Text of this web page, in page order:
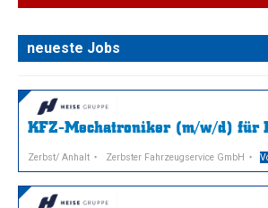
neueste Jobs
KFZ-Mechatroniker (m/w/d) für
Zerbst/ Anhalt Zerbster Fahrzeugservice GmbH